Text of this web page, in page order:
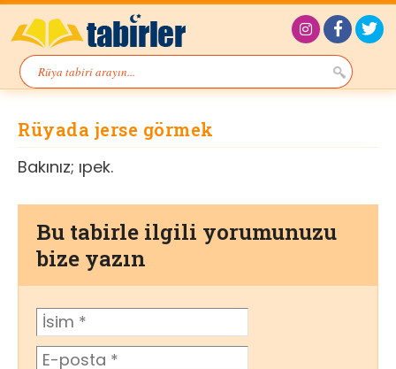
Rüyada jerse görmek
Bakınız; ıpek.
Bu tabirle ilgili yorumunuzu
bize yazın